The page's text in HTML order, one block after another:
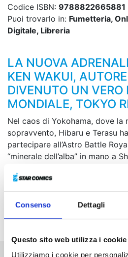
Consenso Dettagli
Questo sito web utilizza i cookie
Utilizziamo i cookie per
Codice ISBN: 9788822665881
Puoi trovarlo in: Fumetteria,
Digitale, Libreria
LA NUOVA
KEN WAKUI,
DIVENUTO UN VERO
MONDIALE, TOKYO
Nel caos di Yokohama, dove la
sopravvento, Hibaru e Terasu
partecipare all’Astro Battle
“minerale dell’alba” in mano a
fortissimo guerriero di nome
manipolare palle di fuoco.
che si rivela incandescente fin